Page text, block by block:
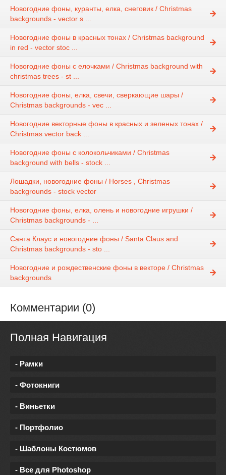
Новогодние фоны, куранты, елка, снеговик / Christmas
backgrounds - vector s ...
Новогодние фоны в красных тонах / Christmas background
in red - vector stoc ...
Новогодние фоны с елочками / Christmas background with
christmas trees - st ...
Новогодние фоны, елка, свечи, сверкающие шары /
Christmas backgrounds - vec ...
Новогодние векторные фоны в красных и зеленых тонах /
Christmas vector back ...
Новогодние фоны с колокольчиками / Christmas
background with bells - stock ...
Лошадки, новогодние фоны / Horses , Christmas
backgrounds - stock vector
Новогодние фоны, елка, олень и новогодние игрушки /
Christmas backgrounds - ...
Санта Клаус и новогодние фоны / Santa Claus and
Christmas backgrounds - sto ...
Новогодние и рождественские фоны в векторе / Christmas
backgrounds
Комментарии (0)
Полная Навигация
- Рамки
- Фотокниги
- Виньетки
- Портфолио
- Шаблоны Костюмов
- Все для Photoshop